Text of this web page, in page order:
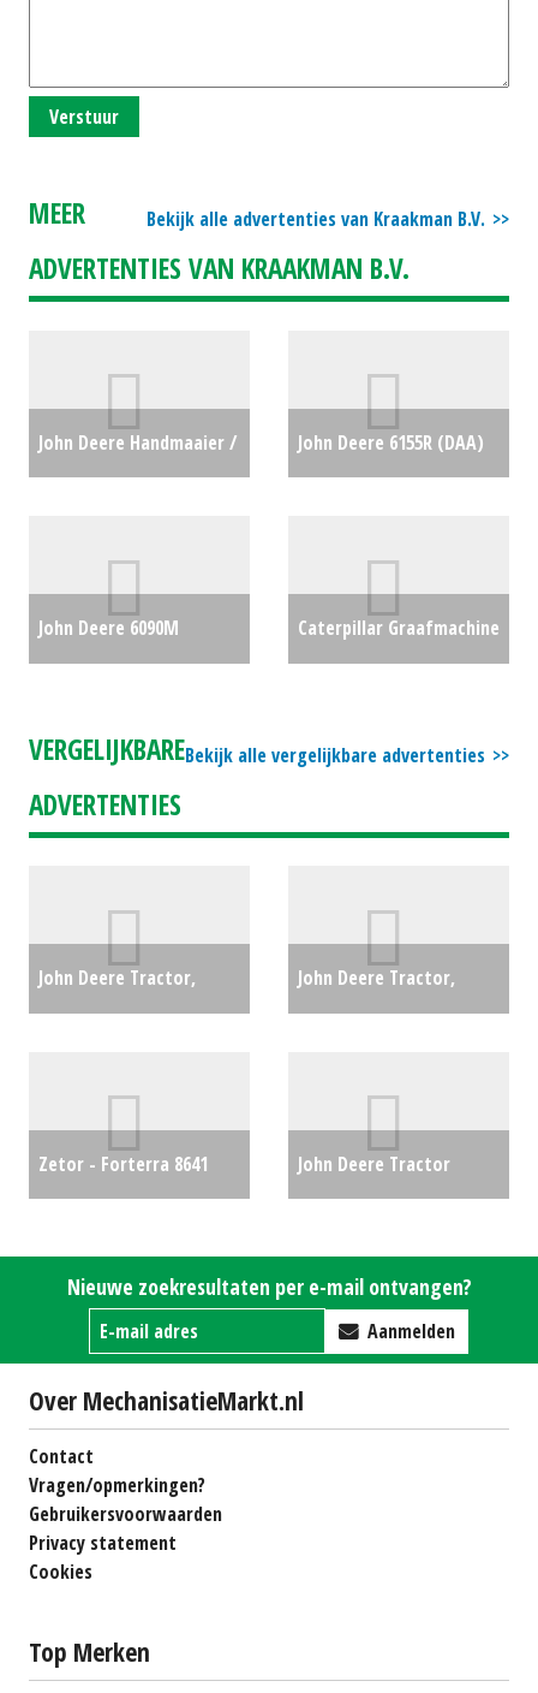
Verstuur
Bekijk alle advertenties van Kraakman B.V.
MEER
ADVERTENTIES VAN KRAAKMAN B.V.
John Deere Handmaaier /
John Deere 6155R (DAA)
John Deere 6090M
Caterpillar Graafmachine
Bekijk alle vergelijkbare advertenties
VERGELIJKBARE
ADVERTENTIES
John Deere Tractor,
John Deere Tractor,
Zetor - Forterra 8641
John Deere Tractor
Nieuwe zoekresultaten per e-mail ontvangen?
Aanmelden
Over MechanisatieMarkt.nl
Contact
Vragen/opmerkingen?
Gebruikersvoorwaarden
Privacy statement
Cookies
Top Merken